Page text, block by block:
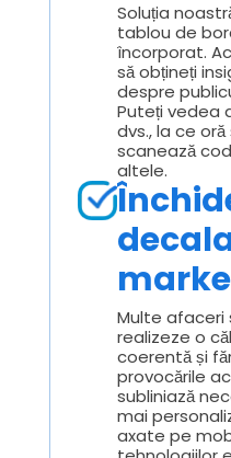
Soluția
tablou de
încorporat.
să obțineți
despre
Puteți vedea
dvs., la ce
scanează
altele.
Multe afaceri
realizeze o
coerentă și
provocările
subliniază
mai
axate pe